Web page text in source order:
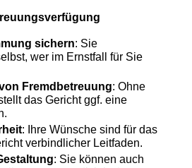
sichern: Sie
wer im Ernstfall für Sie
Fremdbetreuung: Ohne
das Gericht ggf. eine
: Ihre Wünsche sind für das
verbindlicher Leitfaden.
: Sie können auch